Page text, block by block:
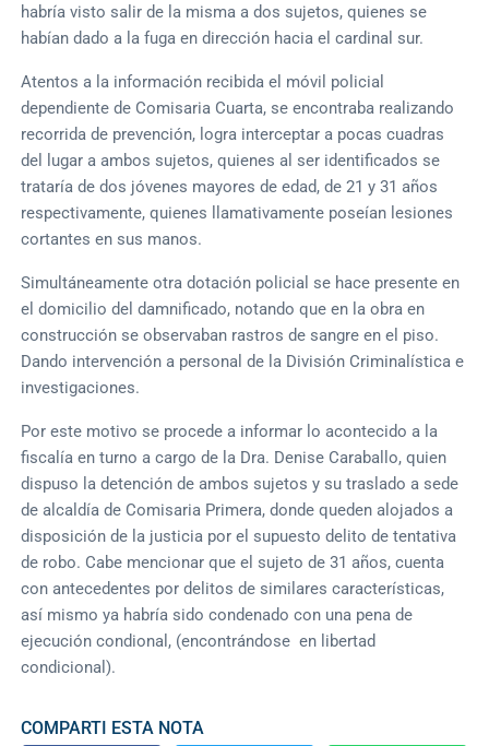
habría visto salir de la misma a dos sujetos, quienes se
habían dado a la fuga en dirección hacia el cardinal sur.
Atentos a la información recibida el móvil policial
dependiente de Comisaria Cuarta, se encontraba realizando
recorrida de prevención, logra interceptar a pocas cuadras
del lugar a ambos sujetos, quienes al ser identificados se
trataría de dos jóvenes mayores de edad, de 21 y 31 años
respectivamente, quienes llamativamente poseían lesiones
cortantes en sus manos.
Simultáneamente otra dotación policial se hace presente en
el domicilio del damnificado, notando que en la obra en
construcción se observaban rastros de sangre en el piso.
Dando intervención a personal de la División Criminalística e
investigaciones.
Por este motivo se procede a informar lo acontecido a la
fiscalía en turno a cargo de la Dra. Denise Caraballo, quien
dispuso la detención de ambos sujetos y su traslado a sede
de alcaldía de Comisaria Primera, donde queden alojados a
disposición de la justicia por el supuesto delito de tentativa
de robo. Cabe mencionar que el sujeto de 31 años, cuenta
con antecedentes por delitos de similares características,
así mismo ya habría sido condenado con una pena de
ejecución condional, (encontrándose en libertad
condicional).
COMPARTI ESTA NOTA